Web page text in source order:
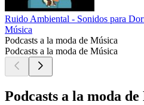
Ruido Ambiental - Sonidos para
Música
Podcasts a la moda de Música
Podcasts a la moda de Música
Podcasts a la moda